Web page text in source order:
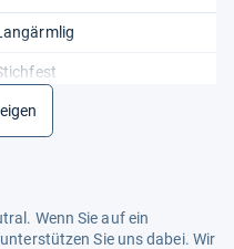
Atmungsaktiv,
Stichfest
Wenn Sie auf ein
Sie uns dabei. Wir